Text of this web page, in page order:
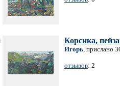
Корсика,
Игорь, прислано
отзывов: 2